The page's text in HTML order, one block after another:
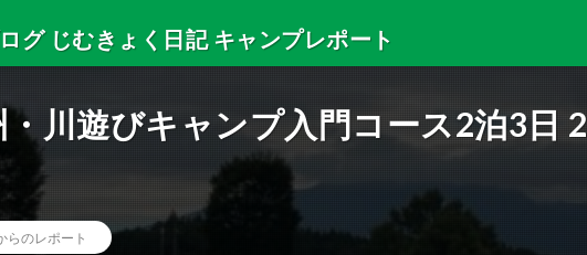
グ じむきょく日記 キャンプレポート
日々のサマーキャンプ・サマースクールの出来事などを紹介します。
川遊びキャンプ入門コース2泊3日 2
らのレポート